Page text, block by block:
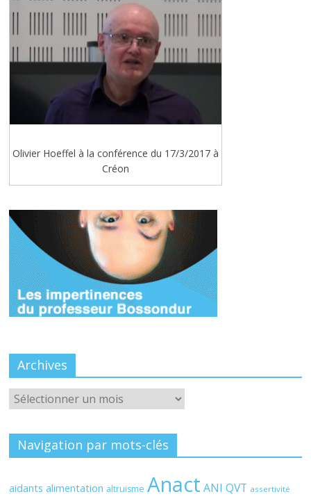
Olivier Hoeffel à la conférence du 17/3/2017 à
Créon
Archives
Archives
Navigation par mots-clés
aidants alimentation altruisme Anact ANI QVT assertivité